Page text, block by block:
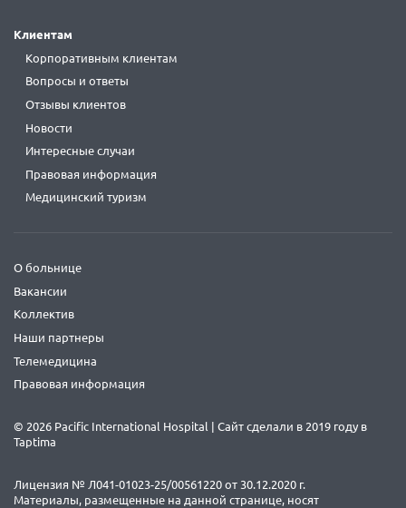
Клиентам
Корпоративным клиентам
Вопросы и ответы
Отзывы клиентов
Новости
Интересные случаи
Правовая информация
Медицинский туризм
О больнице
Вакансии
Коллектив
Наши партнеры
Телемедицина
Правовая информация
© 2026 Pacific International Hospital | Сайт сделали в 2019 году в
Taptima
Лицензия № Л041-01023-25/00561220 от 30.12.2020 г.
Материалы, размещенные на данной странице, носят